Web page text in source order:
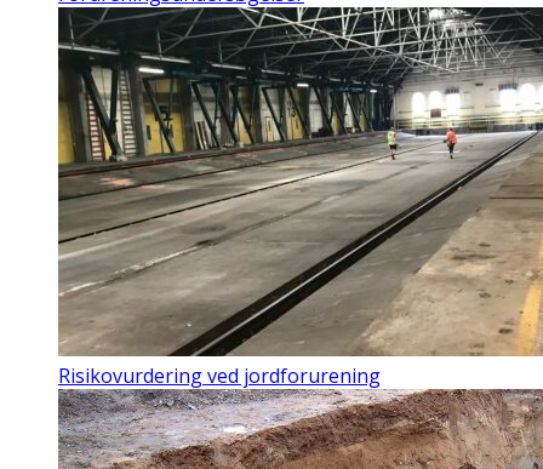
Risikovurdering ved jordforurening